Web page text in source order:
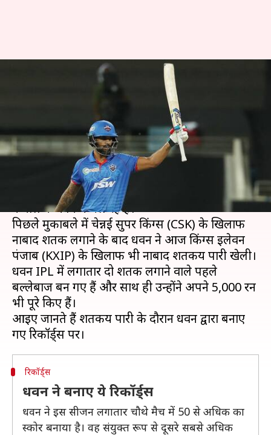
IPL इतिहास में लगातार दो मैचों में
शतक लगाने वाले पहले बल्लेबाज बने
लेखन Neeraj Pandey Oct 20, 2020 10:07 pm
दिल्ली कैपिटल्स (DC) के सीनियर बल्लेबाज शिखर धवन
कमाल की फॉर्म में चल रहे हैं।
पिछले मुकाबले में चेन्नई सुपर किंग्स (CSK) के खिलाफ
नाबाद शतक लगाने के बाद धवन ने आज किंग्स इलेवन
पंजाब (KXIP) के खिलाफ भी नाबाद शतकीय पारी खेली।
धवन IPL में लगातार दो शतक लगाने वाले पहले
बल्लेबाज बन गए हैं और साथ ही उन्होंने अपने 5,000 रन
भी पूरे किए हैं।
आइए जानते हैं शतकीय पारी के दौरान धवन द्वारा बनाए
रिकॉर्ड्स
धवन ने बनाए ये रिकॉर्ड्स
धवन ने इस सीजन लगातार चौथे मैच में 50 से अधिक का
स्कोर बनाया है। वह संयुक्त रूप से दूसरे सबसे अधिक